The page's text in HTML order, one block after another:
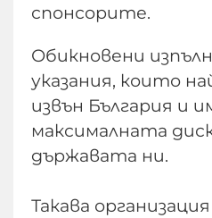
спонсорите.
Обикновени
указания, които
извън България и
максималната
държавата ни.
Такава